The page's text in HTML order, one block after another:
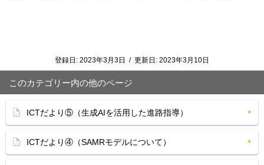
登録日: 2023年3月3日 / 更新日: 2023年3月10日
このカテゴリー内の他のページ
ICTだより⑤（生成AIを活用した進路指導）
ICTだより④（SAMRモデルについて）